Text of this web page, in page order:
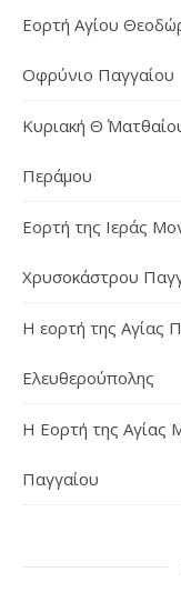
Εορτή Αγίου
Οφρύνιο Παγγαίου
Κυριακή Θ΄
Περάμου
Εορτή της Ιεράς
Χρυσοκάστρου
Η εορτή της Αγίας
Ελευθερούπολης
H Εορτή της Αγίας
Παγγαίου